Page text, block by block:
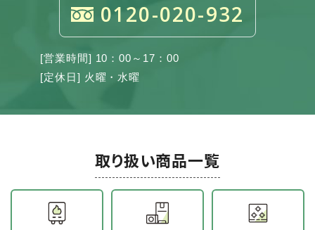
0120-020-932
[営業時間] 10：00～17：00
[定休日] 火曜・水曜
取り扱い商品一覧